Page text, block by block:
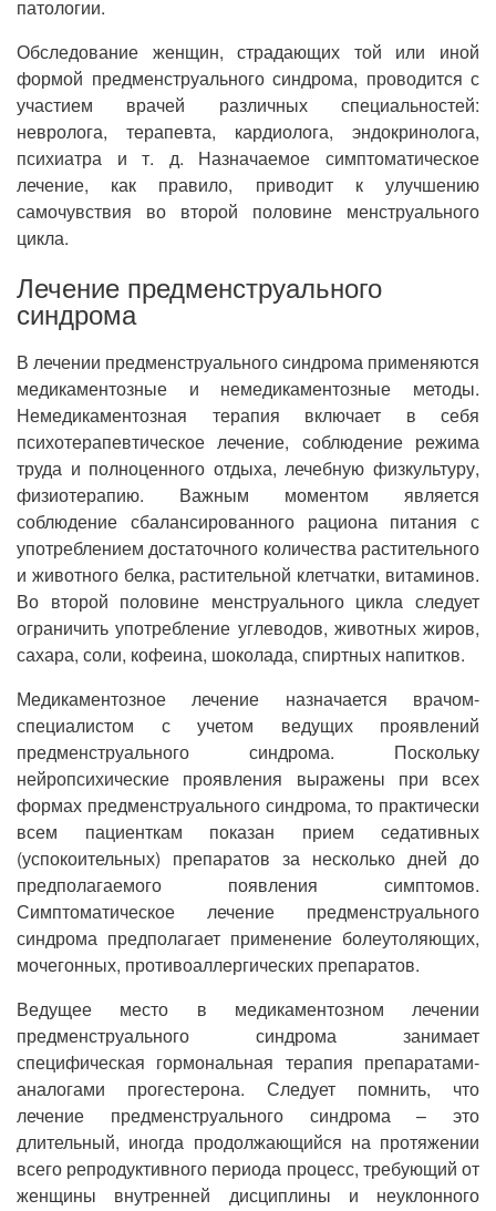
патологии.
Обследование женщин, страдающих той или иной
формой предменструального синдрома, проводится с
участием врачей различных специальностей:
невролога, терапевта, кардиолога, эндокринолога,
психиатра и т. д. Назначаемое симптоматическое
лечение, как правило, приводит к улучшению
самочувствия во второй половине менструального
цикла.
Лечение предменструального
синдрома
В лечении предменструального синдрома применяются
медикаментозные и немедикаментозные методы.
Немедикаментозная терапия включает в себя
психотерапевтическое лечение, соблюдение режима
труда и полноценного отдыха, лечебную физкультуру,
физиотерапию. Важным моментом является
соблюдение сбалансированного рациона питания с
употреблением достаточного количества растительного
и животного белка, растительной клетчатки, витаминов.
Во второй половине менструального цикла следует
ограничить употребление углеводов, животных жиров,
сахара, соли, кофеина, шоколада, спиртных напитков.
Медикаментозное лечение назначается врачом-
специалистом с учетом ведущих проявлений
предменструального синдрома. Поскольку
нейропсихические проявления выражены при всех
формах предменструального синдрома, то практически
всем пациенткам показан прием седативных
(успокоительных) препаратов за несколько дней до
предполагаемого появления симптомов.
Симптоматическое лечение предменструального
синдрома предполагает применение болеутоляющих,
мочегонных, противоаллергических препаратов.
Ведущее место в медикаментозном лечении
предменструального синдрома занимает
специфическая гормональная терапия препаратами-
аналогами прогестерона. Следует помнить, что
лечение предменструального синдрома – это
длительный, иногда продолжающийся на протяжении
всего репродуктивного периода процесс, требующий от
женщины внутренней дисциплины и неуклонного